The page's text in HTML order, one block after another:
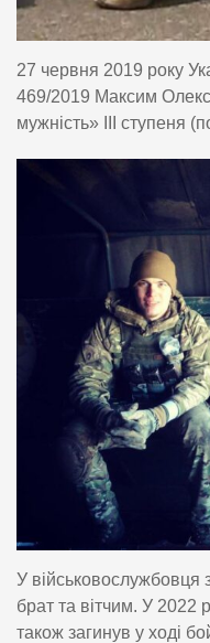
27 червня 2019 року
469/2019 Максим
мужність» III ступеня
У
брат та вітчим. У
також загинув у ході